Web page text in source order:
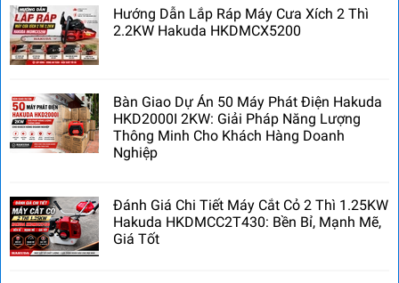
Hướng Dẫn Lắp Ráp Máy Cưa Xích 2 Thì
2.2KW Hakuda HKDMCX5200
Bàn Giao Dự Án 50 Máy Phát Điện Hakuda
HKD2000I 2KW: Giải Pháp Năng Lượng
Thông Minh Cho Khách Hàng Doanh
Nghiệp
Đánh Giá Chi Tiết Máy Cắt Cỏ 2 Thì 1.25KW
Hakuda HKDMCC2T430: Bền Bỉ, Mạnh Mẽ,
Giá Tốt